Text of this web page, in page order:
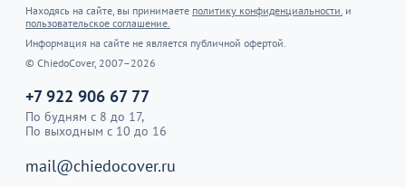
Находясь на сайте, вы принимаете политику конфиденциальности. и
пользовательское соглашение.
Информация на сайте не является публичной офертой.
© ChiedoCover, 2007–2026
+7 922 906 67 77
По будням с 8 до 17,
По выходным с 10 до 16
mail@chiedocover.ru